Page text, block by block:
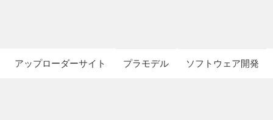
アップローダーサイト プラモデル ソフトウェア開発